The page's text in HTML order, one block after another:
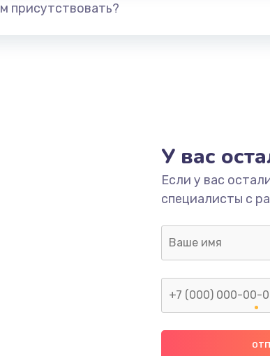
присутствовать?
У вас
Если у вас
специалисты с